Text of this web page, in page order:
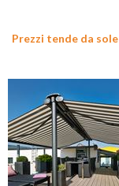
Prezzi tende da sole